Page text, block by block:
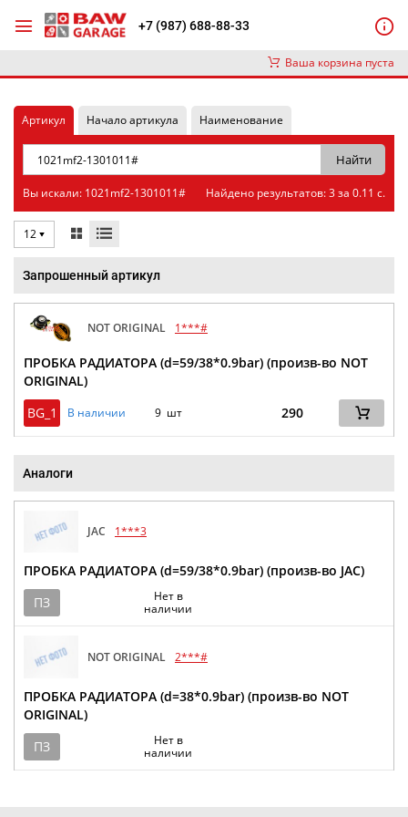
+7 (987) 688-88-33
Ваша корзина пуста
Артикул Начало артикула Наименование
Вы искали: 1021mf2-1301011# Найдено результатов: 3 за 0.11 с.
12
Запрошенный артикул
NOT ORIGINAL 1***#
ПРОБКА РАДИАТОРА (d=59/38*0.9bar) (произв-во NOT
ORIGINAL)
BG_1
В наличии 9 шт 290
Аналоги
JAC 1***3
ПРОБКА РАДИАТОРА (d=59/38*0.9bar) (произв-во JAC)
ПЗ
Нет в
наличии
NOT ORIGINAL 2***#
ПРОБКА РАДИАТОРА (d=38*0.9bar) (произв-во NOT
ORIGINAL)
ПЗ
Нет в
наличии